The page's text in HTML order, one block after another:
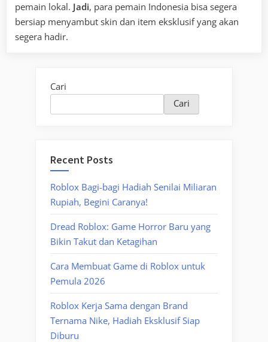
pemain lokal. Jadi, para pemain Indonesia bisa segera
bersiap menyambut skin dan item eksklusif yang akan
segera hadir.
Cari
Cari
Recent Posts
Roblox Bagi-bagi Hadiah Senilai Miliaran
Rupiah, Begini Caranya!
Dread Roblox: Game Horror Baru yang
Bikin Takut dan Ketagihan
Cara Membuat Game di Roblox untuk
Pemula 2026
Roblox Kerja Sama dengan Brand
Ternama Nike, Hadiah Eksklusif Siap
Diburu